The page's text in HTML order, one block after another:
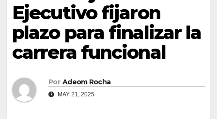
Ejecutivo fijaron
plazo para finalizar la
carrera funcional
Por Adeom Rocha
MAY 21, 2025